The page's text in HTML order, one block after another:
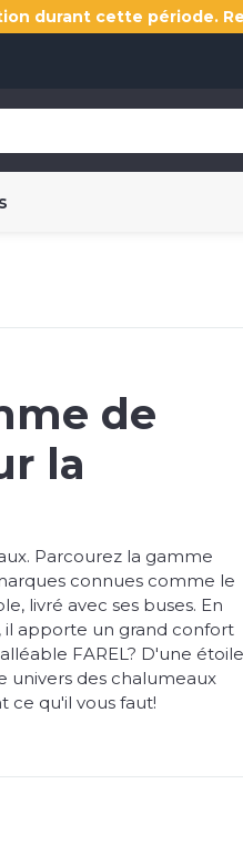
durant cette période.
de
la
Parcourez la gamme
connues comme le
livré avec ses buses. En
il apporte un grand confort
FAREL? D'une étoile
univers des chalumeaux
ce qu'il vous faut!